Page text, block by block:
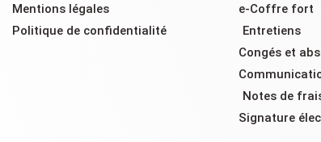
Mentions légales
Politique de confidentialité
e-Coffre fort
Entretiens
Congés et
Notes de
Signature